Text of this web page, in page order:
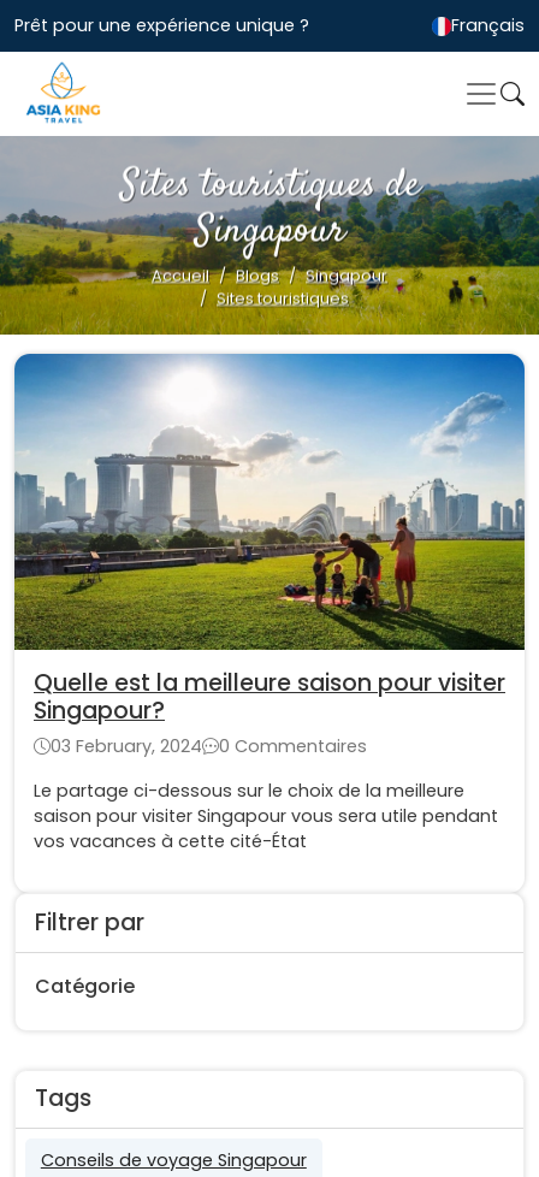
Prêt pour une expérience unique ? Français
Sites touristiques de
Singapour
Accueil Blogs
Singapour
Sites touristiques
Filtrer par
Catégorie
Tags
Conseils de voyage Singapour
Quelle est la meilleure saison pour visiter
Singapour?
03 February, 2024
0 Commentaires
Le partage ci-dessous sur le choix de la meilleure
saison pour visiter Singapour vous sera utile pendant
vos vacances à cette cité-État